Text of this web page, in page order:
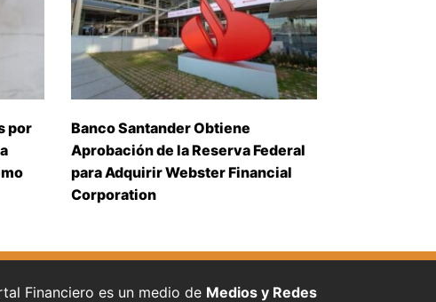
por
Banco Santander Obtiene
Aprobación de la Reserva Federal
para Adquirir Webster Financial
Corporation
Financiero es un medio de Medios y Redes